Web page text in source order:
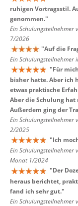
ruhigen Vortragsstil.
genommen."
Ein Schulungsteilnehmer
7/2026
"Auf die
Ein
"Für
bisher hatte. Aber ich
etwas praktische
Aber die Schulung
Außerdem ging der
Ein Schulungsteilnehmer
2/2025
"Ich
Ein Schulungsteilnehmer
Monat 1/2024
"Der
heraus berichtet,
fand ich sehr gut."
Ein